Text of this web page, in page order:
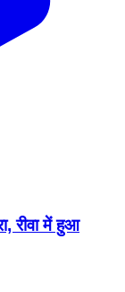
रीवा में हुआ